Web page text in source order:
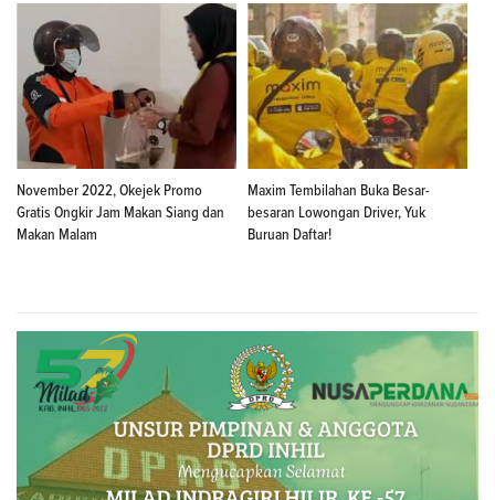
November 2022, Okejek Promo
Gratis Ongkir Jam Makan Siang dan
Makan Malam
Maxim Tembilahan Buka Besar-
besaran Lowongan Driver, Yuk
Buruan Daftar!